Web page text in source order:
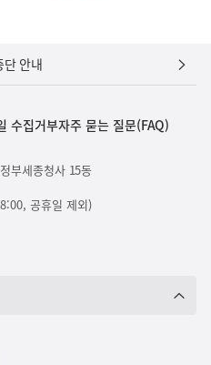
단 안내
수집거부자주 묻는 질문(FAQ)
부세종청사 15동
공휴일 제외)